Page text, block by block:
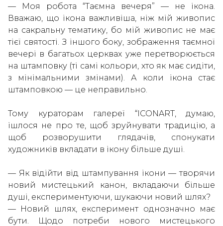
— Моя робота “Таємна вечеря” — не ікона.
Вважаю, що ікона важливіша, ніж мій живопис
на сакральну тематику, бо мій живопис не має
тієї святості. З іншого боку, зображення таємної
вечері в багатьох церквах уже перетворюється
на штамповку (ті самі кольори, хто як має сидіти,
з мінімальними змінами). А коли ікона стає
штамповкою — це неправильно.
Тому кураторам галереї “ICONART, думаю,
ішлося не про те, щоб зруйнувати традицію, а
щоб розворушити глядачів, спонукати
художників вкладати в ікону більше душі.
— Як відійти від штампування ікони — творячи
новий мистецький канон, вкладаючи більше
душі, експериментуючи, шукаючи новий шлях?
— Новий шлях, експеримент однозначно має
бути. Щодо потреби нового мистецького